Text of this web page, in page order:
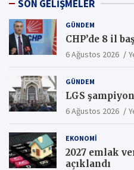
SON GELİŞMELER
GÜNDEM
CHP’de 8 il
6 Ağustos 2026
GÜNDEM
LGS
6 Ağustos 2026
EKONOMI
2027 emlak
açıklandı